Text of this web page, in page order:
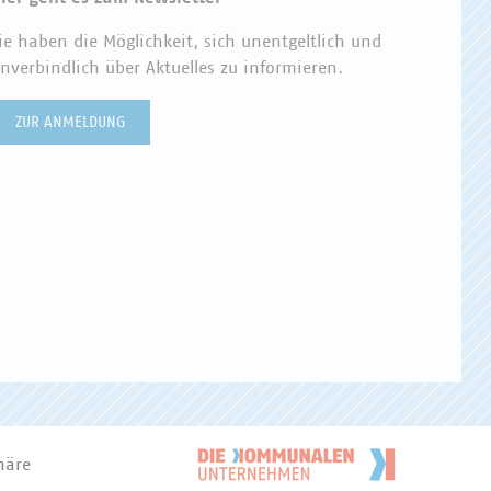
haben die Möglichkeit, sich unentgeltlich und
über Aktuelles zu informieren.
ZUR ANMELDUNG